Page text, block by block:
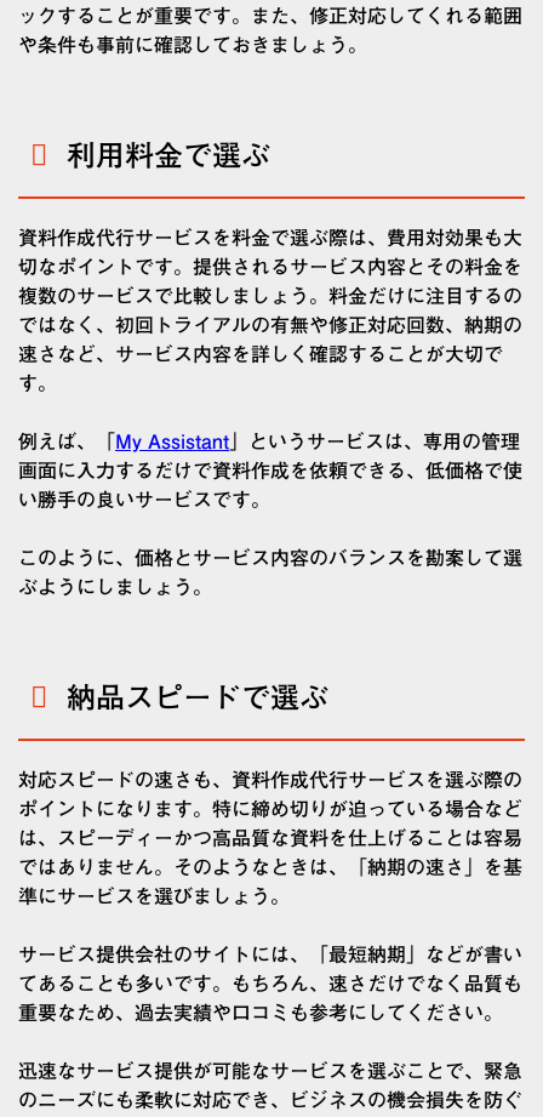
ックすることが重要です。また、修正対応してくれる範囲
や条件も事前に確認しておきましょう。
利用料金で選ぶ
資料作成代行サービスを料金で選ぶ際は、費用対効果も大
切なポイントです。提供されるサービス内容とその料金を
複数のサービスで比較しましょう。料金だけに注目するの
ではなく、初回トライアルの有無や修正対応回数、納期の
速さなど、サービス内容を詳しく確認することが大切で
す。
例えば、「 My Assistant 」というサービスは、専用の管理
画面に入力するだけで資料作成を依頼できる、低価格で使
い勝手の良いサービスです。
このように、価格とサービス内容のバランスを勘案して選
ぶようにしましょう。
納品スピードで選ぶ
対応スピードの速さも、資料作成代行サービスを選ぶ際の
ポイントになります。特に締め切りが迫っている場合など
は、スピーディーかつ高品質な資料を仕上げることは容易
ではありません。そのようなときは、「納期の速さ」を基
準にサービスを選びましょう。
サービス提供会社のサイトには、「最短納期」などが書い
てあることも多いです。もちろん、速さだけでなく品質も
重要なため、過去実績や口コミも参考にしてください。
迅速なサービス提供が可能なサービスを選ぶことで、緊急
のニーズにも柔軟に対応でき、ビジネスの機会損失を防ぐ